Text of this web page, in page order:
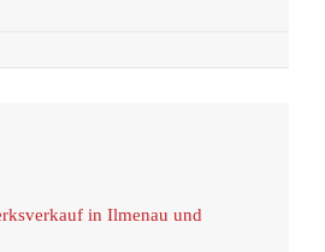
in Ilmenau und